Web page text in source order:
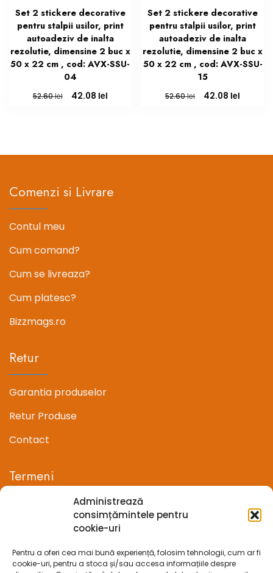
Administrează
consimțămintele pentru
cookie-uri
Pentru a oferi cea mai bună experiență, folosim tehnologii, cum ar fi
cookie-uri, pentru a stoca și/sau accesa informațiile despre
Set 2 stickere decorative
pentru stalpii usilor, print
autoadeziv de inalta
rezolutie, dimensine 2 buc x
50 x 22 cm , cod: AVX-SSU-
04
52.60lei
Prețul
42.08 leiPrețul
Set 2 stickere decorative
pentru stalpii usilor, print
autoadeziv de inalta
rezolutie, dimensine 2 buc x
50 x 22 cm , cod: AVX-SSU-
15
52.60lei
Prețul
42.08 lei
Comenzi si Livrare
Contul meu
Cum comand?
Cum se livreaza?
Cum platesc?
Bizzmags.ro
Retur
Garantia produselor
Retur Produse
Contact
Termeni
Termeni si conditii
Confidentialitate
Politica cookie-uri (UE)